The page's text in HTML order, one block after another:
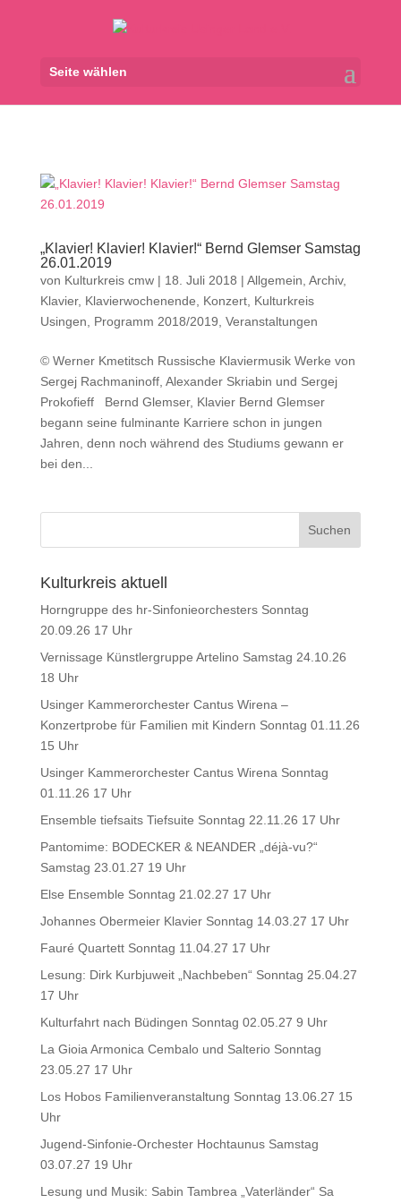
Seite wählen
„Klavier! Klavier! Klavier!“ Bernd Glemser Samstag
26.01.2019
von Kulturkreis cmw| 18. Juli 2018 | Allgemein Archiv,
Klavier, Klavierwochenende Konzert, Kulturkreis
Usingen
Programm 2018/2019 Veranstaltungen
© Werner Kmetitsch Russische Klaviermusik Werke von
Sergej Rachmaninoff, Alexander Skriabin und Sergej
Prokofieff Bernd Glemser, Klavier Bernd Glemser
begann seine fulminante Karriere schon in jungen
Jahren, denn noch während des Studiums gewann er
bei den...
Kulturkreis aktuell
Horngruppe des hr-Sinfonieorchesters Sonntag
20.09.26 17 Uhr
Vernissage Künstlergruppe Artelino Samstag 24.10.26
18 Uhr
Usinger Kammerorchester Cantus Wirena –
Konzertprobe für Familien mit Kindern Sonntag 01.11.26
15 Uhr
Usinger Kammerorchester Cantus Wirena Sonntag
01.11.26 17 Uhr
Ensemble tiefsaits Tiefsuite Sonntag 22.11.26 17 Uhr
Pantomime: BODECKER & NEANDER „déjà-vu?“
Samstag 23.01.27 19 Uhr
Else Ensemble Sonntag 21.02.27 17 Uhr
Johannes Obermeier Klavier Sonntag 14.03.27 17 Uhr
Fauré Quartett Sonntag 11.04.27 17 Uhr
Lesung: Dirk Kurbjuweit „Nachbeben“ Sonntag 25.04.27
17 Uhr
Kulturfahrt nach Büdingen Sonntag 02.05.27 9 Uhr
La Gioia Armonica Cembalo und Salterio Sonntag
23.05.27 17 Uhr
Los Hobos Familienveranstaltung Sonntag 13.06.27 15
Uhr
Jugend-Sinfonie-Orchester Hochtaunus Samstag
03.07.27 19 Uhr
Lesung und Musik: Sabin Tambrea „Vaterländer“ Sa